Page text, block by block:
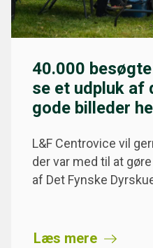
40.000
se et udpluk af
gode billeder
L&F Centrovice vil
der var med til at
af Det Fynske
Læs mere